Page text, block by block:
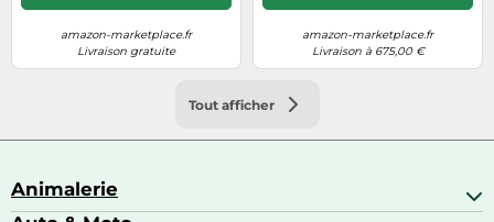
amazon-marketplace.fr
Livraison gratuite
amazon-marketplace.fr
Livraison à 675,00 €
Tout afficher
Animalerie